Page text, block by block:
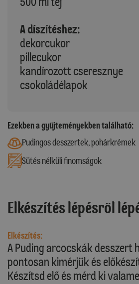
A díszítéshez:
dekorcukor
pillecukor
kandírozott cseresznye
csokoládélapok
Ezekben a gyűjteményekben található:
Pudingos desszertek, pohárkrémek
Sütés nélküli finomságok
Elkészítés lépésről
Elkészítés:
A Puding arcocskák desszert
pontosan kimérjük és
Készítsd elő és mérd ki